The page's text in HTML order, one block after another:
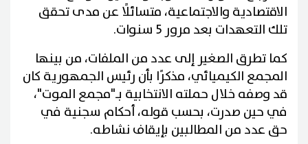
الاقتصادية والاجتماعية، متسائلًا عن مدى تحقق
تلك التعهدات بعد مرور 5 سنوات.
كما تطرق الصغير إلى عدد من الملفات، من بينها
المجمع الكيميائي، مذكرًا بأن رئيس الجمهورية كان
قد وصفه خلال حملته الانتخابية بـ"مجمع الموت"،
في حين صدرت، بحسب قوله، أحكام سجنية في
حق عدد من المطالبين بإيقاف نشاطه.